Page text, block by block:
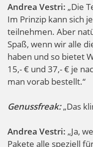
Andrea Vestri: „Die
Im Prinzip kann sich
teilnehmen. Aber
Spaß, wenn wir alle
haben und so bietet
15,- € und 37,- € je
man vorab bestellt.“
Genussfreak:„Das
Andrea Vestri: „Ja,
Pakete alle speziell